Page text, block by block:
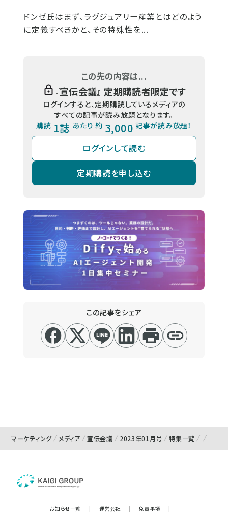
ドンゼ氏はまず、ラグジュアリー産業とはどのよう
に定義すべきかと、その特殊性を...
この先の内容は...
『宣伝会議』 定期購読者限定です
ログインすると、定期購読しているメディアの
すべての記事が読み放題となります。
購読 1誌 あたり 約 3,000 記事が読み放題！
ログインして読む
定期購読を申し込む
この記事をシェア
マーケティング メディア 宣伝会議 2023年01月号 特集一覧
お知らせ一覧 | 運営会社 | 免責事項
|